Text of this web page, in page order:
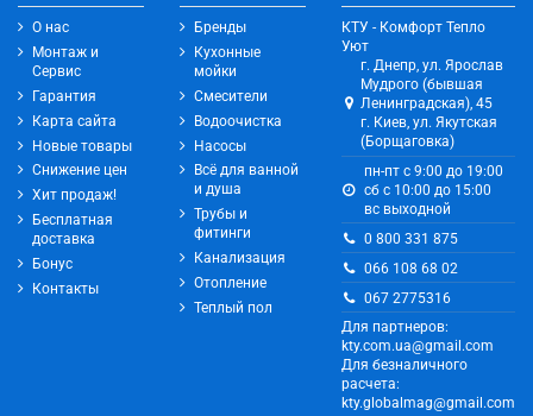
О нас
Монтаж и
Сервис
Гарантия
Карта сайта
Новые товары
Снижение цен
Хит продаж!
Бесплатная
доставка
Бонус
Контакты
Бренды
Кухонные
мойки
Смесители
Водоочистка
Насосы
Всё для ванной
и душа
Трубы и
фитинги
Канализация
Отопление
Теплый пол
КТУ - Комфорт Тепло
Уют
г. Днепр, ул. Ярослав
Мудрого (бывшая
Ленинградская), 45
г. Киев, ул. Якутская
(Борщаговка)
пн-пт с 9:00 до 19:00
сб с 10:00 до 15:00
вс выходной
0 800 331 875
066 108 68 02
067 2775316
Для партнеров:
kty.com.ua@gmail.com
Для безналичного
расчета:
kty.globalmag@gmail.com